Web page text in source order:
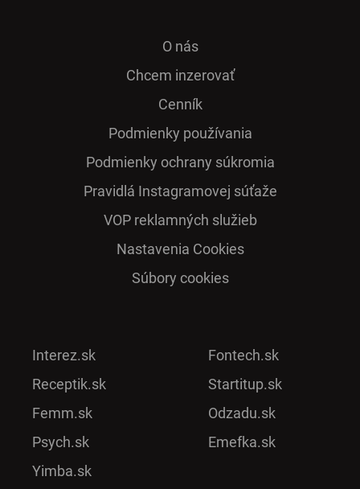
O nás
Chcem inzerovať
Cenník
Podmienky používania
Podmienky ochrany súkromia
Pra­vidlá Ins­ta­gra­mo­vej sú­ťaže
VOP reklamných služieb
Nastavenia Cookies
Súbory cookies
Interez.sk
Receptik.sk
Femm.sk
Psych.sk
Yimba.sk
Fontech.sk
Startitup.sk
Odzadu.sk
Emefka.sk